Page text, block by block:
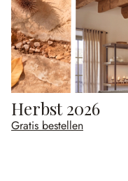
Herbst 2026
Gratis bestellen